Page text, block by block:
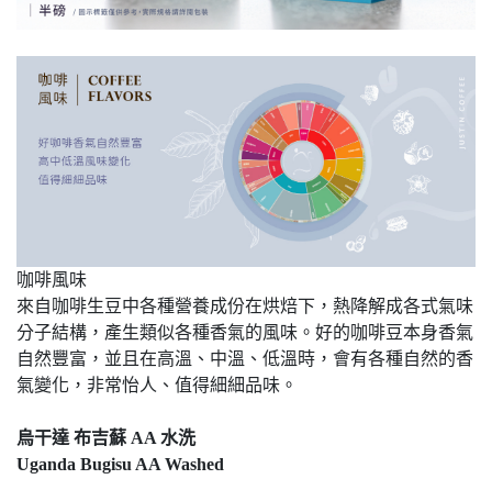
咖啡風味
來自咖啡生豆中各種營養成份在烘焙下，熱降解成各式氣味
分子結構，產生類似各種香氣的風味。好的咖啡豆本身香氣
自然豐富，並且在高溫、中溫、低溫時，會有各種自然的香
氣變化，非常怡人、值得細細品味。
烏干達 布吉蘇 AA 水洗
Uganda Bugisu AA Washed